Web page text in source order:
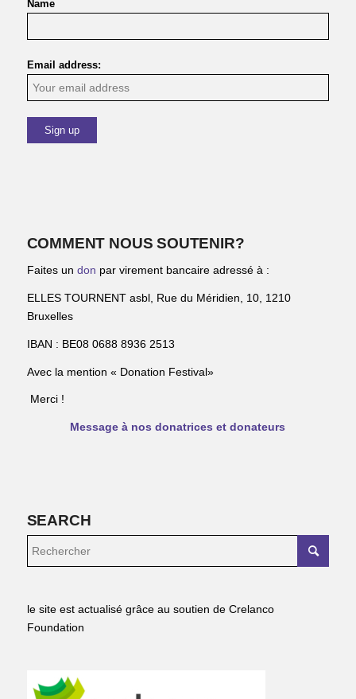
Name
Email address:
COMMENT NOUS SOUTENIR?
Faites un don par virement bancaire adressé à :
ELLES TOURNENT asbl, Rue du Méridien, 10, 1210
Bruxelles
IBAN : BE08 0688 8936 2513
Avec la mention « Donation Festival»
Merci !
Message à nos donatrices et donateurs
SEARCH
le site est actualisé grâce au soutien de Crelanco
Foundation